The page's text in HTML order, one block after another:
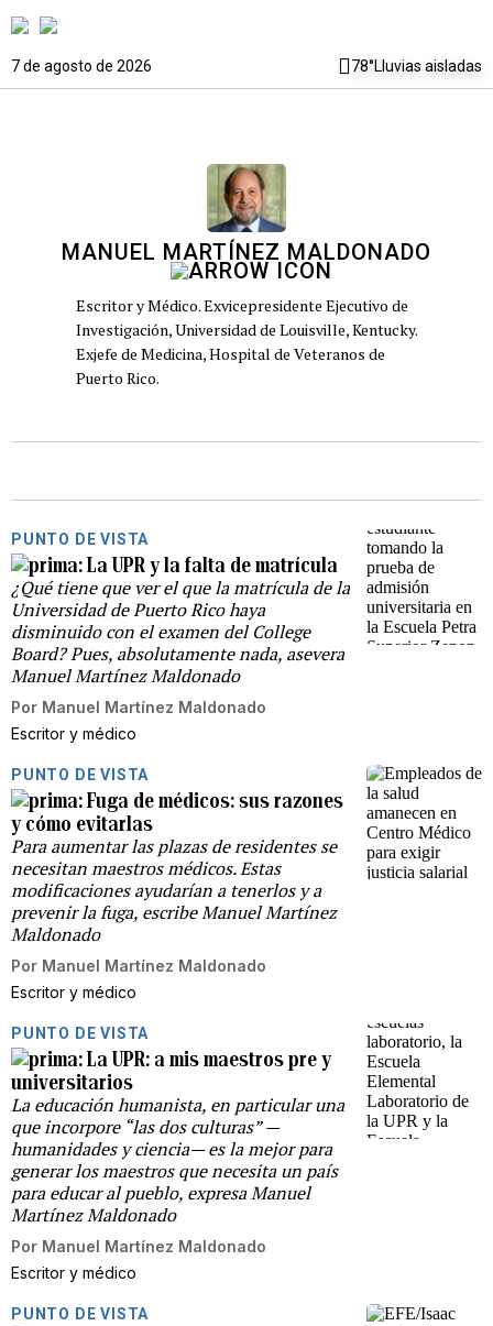
7 de agosto de 2026 78°Lluvias aisladas
MANUEL MARTÍNEZ MALDONADO
Escritor y Médico. Exvicepresidente Ejecutivo de
Investigación, Universidad de Louisville, Kentucky.
Exjefe de Medicina, Hospital de Veteranos de
Puerto Rico.
PUNTO DE VISTA
La UPR y la falta de matrícula
¿Qué tiene que ver el que la matrícula de la
Universidad de Puerto Rico haya
disminuido con el examen del College
Board? Pues, absolutamente nada, asevera
Manuel Martínez Maldonado
Por Manuel Martínez Maldonado
Escritor y médico
PUNTO DE VISTA
Fuga de médicos: sus razones
y cómo evitarlas
Para aumentar las plazas de residentes se
necesitan maestros médicos. Estas
modificaciones ayudarían a tenerlos y a
prevenir la fuga, escribe Manuel Martínez
Maldonado
Por Manuel Martínez Maldonado
Escritor y médico
PUNTO DE VISTA
La UPR: a mis maestros pre y
universitarios
La educación humanista, en particular una
que incorpore “las dos culturas” —
humanidades y ciencia— es la mejor para
generar los maestros que necesita un país
para educar al pueblo, expresa Manuel
Martínez Maldonado
Por Manuel Martínez Maldonado
Escritor y médico
PUNTO DE VISTA